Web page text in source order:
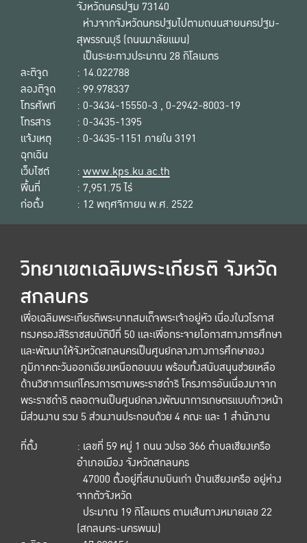
จังหวัดนครปฐม 73140
ห่างจากจังหวัดนครปฐมไปตามถนนสายนครปฐม-
สุพรรณบุรี (ถนนมาลัยแมน)
เป็นระยะทางประมาณ 28 กิโลเมตร
ละติจูด
: 14.022788
ลองติจูด
: 99.978337
โทรศัพท์
: 0-3434-15550-3 , 0-2942-8003-19
โทรสาร
: 0-3435-1395
แจ้งเหตุ
ฉุกเฉิน
: 0-3435-1151 ภายใน 3191
เว็บไซต์
:www.kps.ku.ac.th
พื้นที่
: 7,951.75 ไร่
ก่อตั้ง
: 12 พฤศจิกายน พ.ศ. 2522
วิทยาเขตเฉลิมพระเกียรติ จังหวัด
สกลนคร
เพื่อเฉลิมพระเกียรติพระบาทสมเด็จพระเจ้าอยู่หัว เนื่องในวโรกาส
ทรงครองสิริราชสมบัติปีที่ 50 และเพื่อกระจายโอกาสทางการศึกษา
และพัฒนาให้จังหวัดสกลนครเป็นศูนย์กลางทางการศึกษาของ
ภูมิภาคตะวันออกเฉียงเหนือตอนบน พร้อมทั้งสนับสนุนช่วยเหลือ
ด้านวิชาการแก่โครงการตามพระราชดำริ โครงการอันเนื่องมาจาก
พระราชดำริ ตลอดจนเป็นศูนย์กลางพัฒนาการเกษตรแบบก้าวหน้า
มีส่วนงาน รวม 5 ส่วนงานประกอบด้วย 4 คณะ และ 1 สำนักงาน
ที่ตั้ง
: เลขที่ 59 หมู่ 1 ถนน วปรอ 366 ตำบลเชียงเครือ
อำเภอเมือง จังหวัดสกลนคร
47000 ตั้งอยู่ที่สนามบินเก่า บ้านเชียงเครือ อยู่ห่าง
จากตัวจังหวัด
ประมาณ 19 กิโลเมตร ตามเส้นทางหมายเลข 22
(สกลนคร-นครพนม)